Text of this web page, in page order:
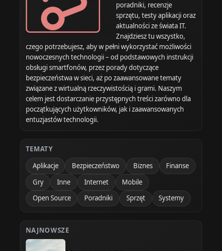
poradniki, recenzje
sprzętu, testy aplikacji oraz
aktualności ze świata IT.
Znajdziesz tu wszystko,
czego potrzebujesz, aby w pełni wykorzystać możliwości
nowoczesnych technologii – od podstawowych instrukcji
obsługi smartfonów, przez porady dotyczące
bezpieczeństwa w sieci, aż po zaawansowane tematy
związane z wirtualną rzeczywistością i grami. Naszym
celem jest dostarczanie przystępnych treści zarówno dla
początkujących użytkowników, jak i zaawansowanych
entuzjastów technologii.
TEMATY
Aplikacje
Bezpieczeństwo Biznes
Finanse
Gry
Inne Internet
Mobile
Open Source
Poradniki Sprzęt Systemy
NAJNOWSZE